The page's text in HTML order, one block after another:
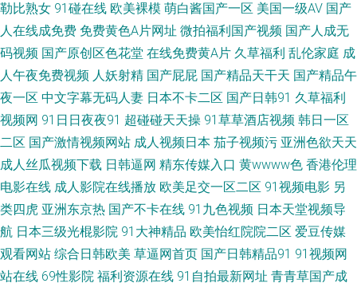
色91青草蜜桃 蜜桃麻豆久久 青娱乐青娱乐54 熟妇ea87av 欧美性爱自拍 色
天堂91 伊人伦理电影 2026男人网站 91无毛 变态另类33 含羞草A片 午夜剧
场16免进 中文字幕日产av 成人午夜性剧场 黄色片网站 人人干97 超碰97欧
美 国产日韩一级二级 男人午夜剧场 人妖伪娘在线播放 天天操操操丝袜 亚洲
成人AV贴图 91超碰天堂 91桃色入口 国产福利吃瓜 国模精品五区 日本Aa 先
锋影音AV官网 91久久草 久久国产传媒精品 人妻碰碰碰 深夜福利网址导航 亚
洲l色图 91处女视频 丁香午夜超碰 韩国av网 老司机黄色片 91九色乱 白丝后
勒比熟女 91碰在线 欧美裸模 萌白酱国产一区 美国一级AV 国产
人在线成免费 免费黄色A片网址 微拍福利国产视频 国产人成无
码视频 国产原创区色花堂 在线免费黄A片 久草福利 乱伦家庭 成
人午夜免费视频 人妖射精 国产屁屁 国产精品天干天 国产精品午
夜一区 中文字幕无码人妻 日本不卡二区 国产日韩91 久草福利
视频网 91日日夜夜91 超碰碰天天操 91草草酒店视频 韩日一区
二区 国产激情视频网站 成人视频日本 茄子视频污 亚洲色欲天天
成人丝瓜视频下载 日韩逼网 精东传媒入口 黄wwww色 香港伦理
电影在线 成人影院在线播放 欧美足交一区二区 91视频电影 另
类四虎 亚洲东京热 国产不卡在线 91九色视频 日本天堂视频导
航 日本三级光棍影院 91大神精品 欧美怡红院院二区 爱豆传媒
观看网站 综合日韩欧美 草逼网首页 国产日韩精品91 91视频网
站在线 69性影院 福利资源在线 91自拍最新网址 青青草国产成